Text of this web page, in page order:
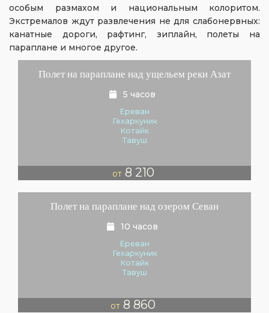
особым размахом и национальным колоритом.
Экстремалов ждут развлечения не для слабонервных:
канатные дороги, рафтинг, зиплайн, полеты на
параплане и многое другое.
Полет на параплане над ущельем реки Азат
5 часов
Ереван
Гехаркуник
Котайк
Тавуш
от8 210
Полет на параплане над озером Севан
10 часов
Ереван
Гехаркуник
Котайк
Тавуш
от 8 860